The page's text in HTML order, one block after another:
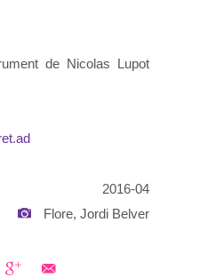
de Nicolas Lupot
2016-04
Flore, Jordi Belver